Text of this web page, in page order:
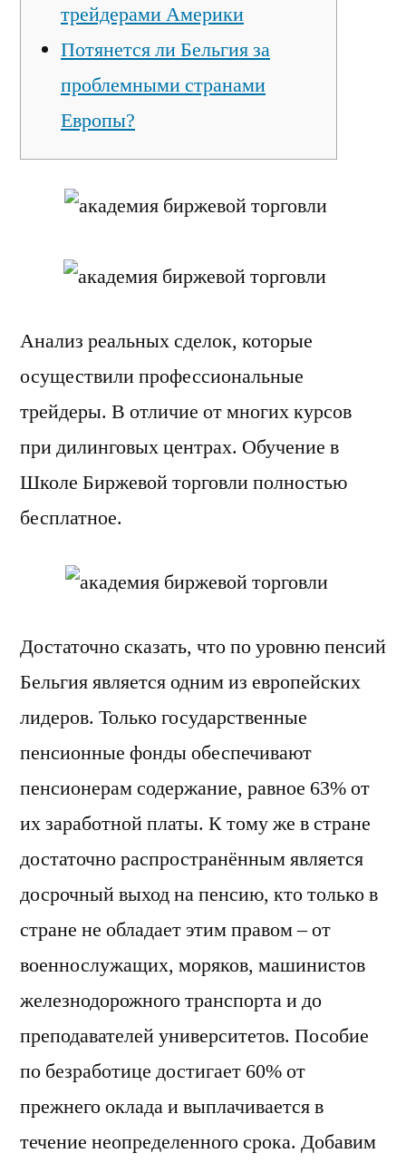
трейдерами Америки
Потянется ли Бельгия за
проблемными странами
Европы?
Анализ реальных сделок, которые
осуществили профессиональные
трейдеры. В отличие от многих курсов
при дилинговых центрах. Обучение в
Школе Биржевой торговли полностью
бесплатное.
Достаточно сказать, что по уровню пенсий
Бельгия является одним из европейских
лидеров. Только государственные
пенсионные фонды обеспечивают
пенсионерам содержание, равное 63% от
их заработной платы. К тому же в стране
достаточно распространённым является
досрочный выход на пенсию, кто только в
стране не обладает этим правом – от
военнослужащих, моряков, машинистов
железнодорожного транспорта и до
преподавателей университетов. Пособие
по безработице достигает 60% от
прежнего оклада и выплачивается в
течение неопределенного срока. Добавим